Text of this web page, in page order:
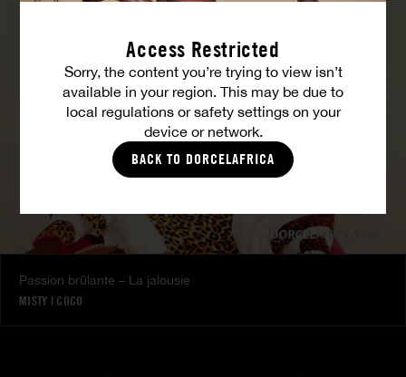
Access Restricted
Sorry, the content you’re trying to view isn’t
available in your region. This may be due to
local regulations or safety settings on your
device or network.
BACK TO DORCELAFRICA
Passion brûlante – La jalousie
MISTY | COCO